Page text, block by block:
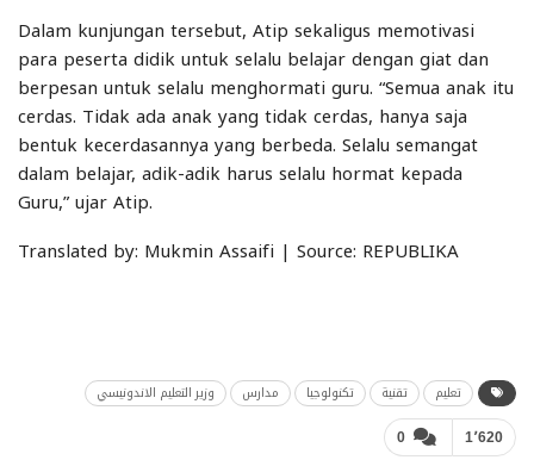
Dalam kunjungan tersebut, Atip sekaligus memotivasi
para peserta didik untuk selalu belajar dengan giat dan
berpesan untuk selalu menghormati guru. “Semua anak itu
cerdas. Tidak ada anak yang tidak cerdas, hanya saja
bentuk kecerdasannya yang berbeda. Selalu semangat
dalam belajar, adik-adik harus selalu hormat kepada
Guru,” ujar Atip.
Translated by: Mukmin Assaifi | Source: REPUBLIKA
تعليم تقنية تكنولوجيا مدارس وزير التعليم الاندونيسي
0 1٬620